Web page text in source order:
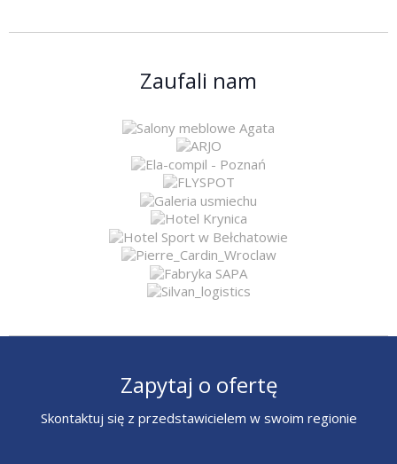
Zaufali nam
Zapytaj o ofertę
Skontaktuj się z przedstawicielem w swoim regionie